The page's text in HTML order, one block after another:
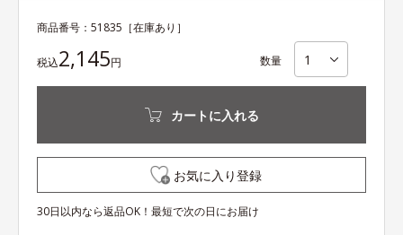
商品番号： 51835 ［在庫あり］
税込2,145円 数量
カートに入れる
お気に入り登録
30日以内なら返品OK！最短で次の日にお届け